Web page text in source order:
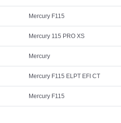
Mercury F115
Mercury 115 PRO XS
Mercury
Mercury F115 ELPT EFI CT
Mercury F115